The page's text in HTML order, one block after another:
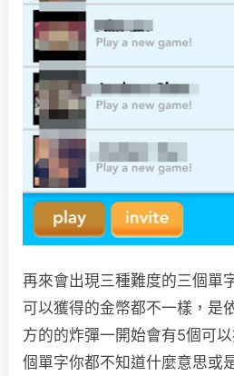
再來會出現三種難度的三個單
可以獲得的金幣都不一樣，是
方的的炸彈一開始會有5個可
個單字你都不知道什麼意思或